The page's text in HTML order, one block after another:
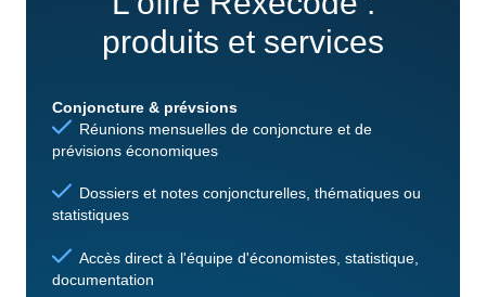
produits et services
Conjoncture & prévsions
Réunions mensuelles de conjoncture et de
prévisions économiques
Dossiers et notes conjoncturelles, thématiques ou
statistiques
Accès direct à l'équipe d'économistes, statistique,
documentation